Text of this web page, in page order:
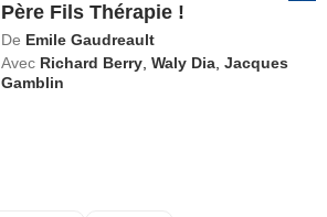
Père Fils Thérapie !
De Emile Gaudreault
Avec Richard Berry ,Waly Dia ,Jacques
Gamblin